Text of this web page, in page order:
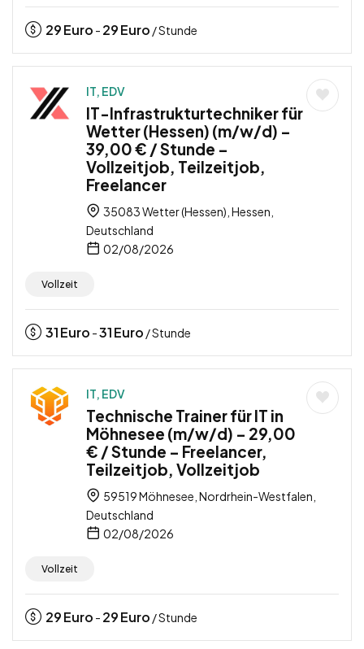
29Euro - 29Euro / Stunde
IT, EDV
IT-Infrastrukturtechniker für
Wetter (Hessen) (m/w/d) –
39,00 € / Stunde –
Vollzeitjob, Teilzeitjob,
Freelancer
35083 Wetter (Hessen), Hessen,
Deutschland
02/08/2026
Vollzeit
31Euro -31Euro / Stunde
IT, EDV
Technische Trainer für IT in
Möhnesee (m/w/d) – 29,00
€ / Stunde – Freelancer,
Teilzeitjob, Vollzeitjob
59519 Möhnesee, Nordrhein-Westfalen,
Deutschland
02/08/2026
Vollzeit
29Euro - 29Euro / Stunde